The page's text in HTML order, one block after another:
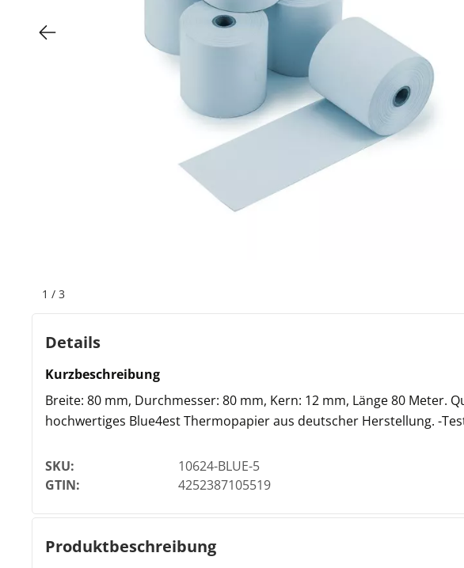
1 / 3
Details
Kurzbeschreibung
Breite: 80 mm, Durchmesser: 80 mm, Kern: 12 mm, Länge 80 Meter.
hochwertiges Blue4est Thermopapier aus deutscher Herstellung. -
SKU:
10624-BLUE-5
GTIN:
4252387105519
Produktbeschreibung
Bogeti Etiketten